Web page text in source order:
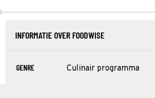
INFORMATIE OVER FOODWISE
GENRE Culinair programma